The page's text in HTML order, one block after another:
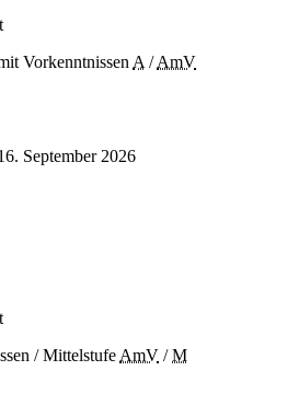
Vorkenntnissen A /AmV
September 2026
/ Mittelstufe AmV /M